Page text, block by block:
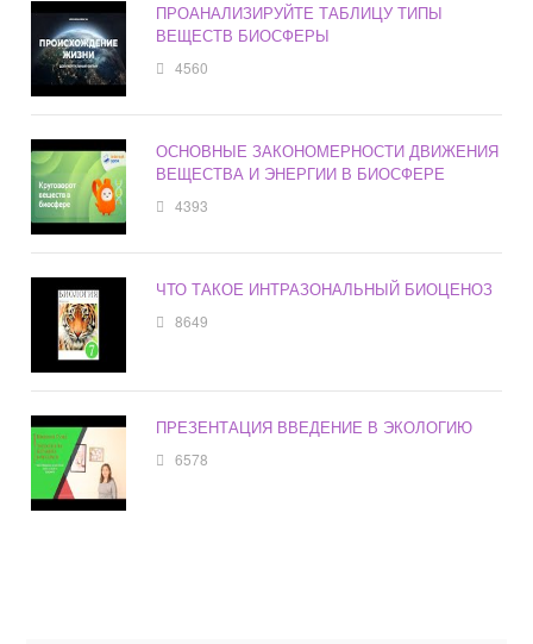
ПРОАНАЛИЗИРУЙТЕ ТАБЛИЦУ ТИПЫ
ВЕЩЕСТВ БИОСФЕРЫ
4560
ОСНОВНЫЕ ЗАКОНОМЕРНОСТИ ДВИЖЕНИЯ
ВЕЩЕСТВА И ЭНЕРГИИ В БИОСФЕРЕ
4393
ЧТО ТАКОЕ ИНТРАЗОНАЛЬНЫЙ БИОЦЕНОЗ
8649
ПРЕЗЕНТАЦИЯ ВВЕДЕНИЕ В ЭКОЛОГИЮ
6578